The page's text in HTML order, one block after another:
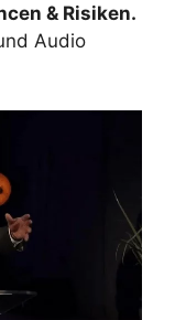
& Risiken.
Audio